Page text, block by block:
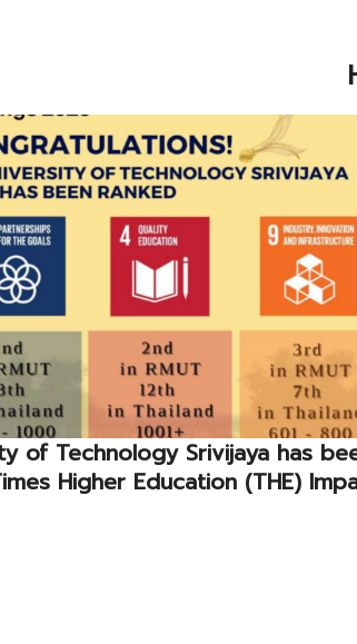
of Technology Srivijaya has
Higher Education (THE)